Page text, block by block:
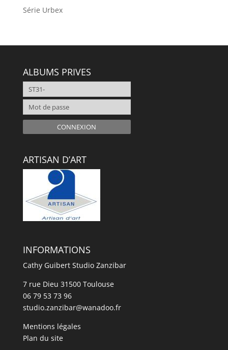
Série Urbex
ALBUMS PRIVES
CONNEXION
ARTISAN D’ART
INFORMATIONS
Cathy Guibert Studio Zanzibar
7 rue Dieu 31500 Toulouse
06 79 53 73 96
studio.zanzibar@wanadoo.fr
Mentions légales
Plan du site